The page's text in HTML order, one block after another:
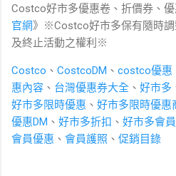
Costco好市多優惠卷、折價券、
官網》※Costco好市多保有隨時
及終止活動之權利※
Costco 、 CostcoDM 、 costco優惠
惠內容 、 台灣優惠券大全 、 好市多
好市多限時優惠 、 好市多限時優惠
優惠DM 、 好市多折扣 、 好市多會員
會員優惠 、 會員護照 、 促銷目錄